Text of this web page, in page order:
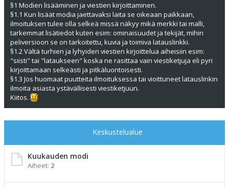
§1 Modien lisääminen ja viestien kirjoittaminen.
§1.1 Kun lisäät modia jaettavaksi laita se oikeaan paikkaan,
ilmoituksen tulee olla selkeä missä näkyy mikä merkki tai malli,
tarkemmat lisätiedot kuten esim: ominaisuudet ja tekijät, mihin
peliversioon se on tarkoitettu, kuvia ja toimiva latauslinkki.
§1.2 Vältä turhien ja lyhyiden viestien kirjoittelua aiheisiin esim:
"siisti" tai "lataukseen" koska ne rasittaa vain viestiketjuja eli pyri
kirjoittamaan selkeästi ja pitkäluontoisesti.
§1.3 Jos huomaat puutteita ilmoituksessa tai vioittuneet latauslinkin
ilmoita asiasta ystävällisesti viestiketjuun.
Kiitos.
Keskustelualue
Kuukauden modi
Aiheet: 2